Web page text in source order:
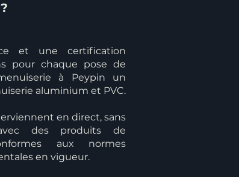
et une certification
pour chaque pose de
à Peypin un
aluminium et PVC.
en direct, sans
des produits de
aux normes
en vigueur.